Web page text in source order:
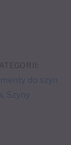
do szyn
, Szyny